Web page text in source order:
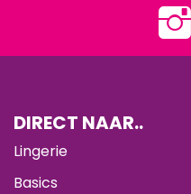
DIRECT NAAR..
Lingerie
Basics